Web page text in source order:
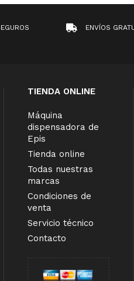
ENVÍOS
TIENDA ONLINE
Máquina
dispensadora de
Epis
Tienda online
Todas nuestras
marcas
Condiciones de
venta
Servicio técnico
Contacto